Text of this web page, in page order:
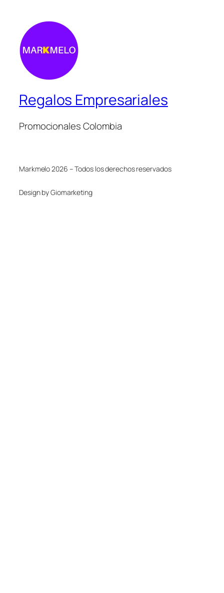
Regalos Empresariales
Promocionales Colombia
Markmelo 2026 – Todos los derechos reservados
Design by Giomarketing